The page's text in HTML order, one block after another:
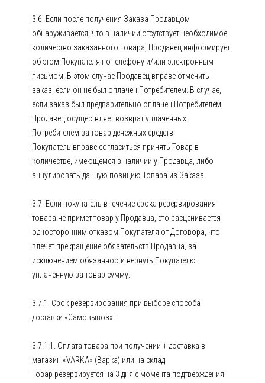
3.6. Если после получения Заказа Продавцом
обнаруживается, что в наличии отсутствует необходимое
количество заказанного Товара, Продавец информирует
об этом Покупателя по телефону и/или электронным
письмом. В этом случае Продавец вправе отменить
заказ, если он не был оплачен Потребителем. В случае,
если заказ был предварительно оплачен Потребителем,
Продавец осуществляет возврат уплаченных
Потребителем за товар денежных средств.
Покупатель вправе согласиться принять Товар в
количестве, имеющемся в наличии у Продавца, либо
аннулировать данную позицию Товара из Заказа.
3.7. Если покупатель в течение срока резервирования
товара не примет товар у Продавца, это расценивается
односторонним отказом Покупателя от Договора, что
влечёт прекращение обязательств Продавца, за
исключением обязанности вернуть Покупателю
уплаченную за товар сумму.
3.7.1. Срок резервирования при выборе способа
доставки «Самовывоз»:
3.7.1.1. Оплата товара при получении + доставка в
магазин «VARKA» (Варка) или на склад
Товар резервируется на 3 дня с момента подтверждения